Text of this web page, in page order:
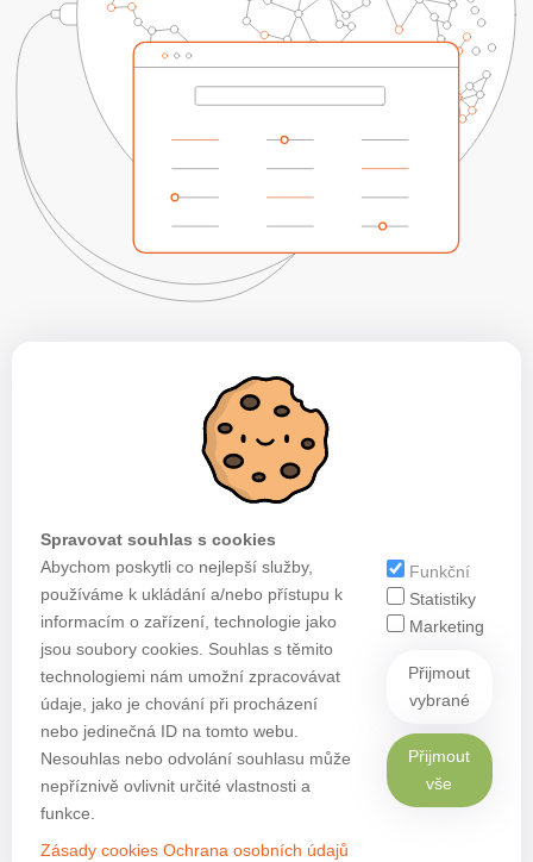
Spravovat souhlas s cookies
Abychom poskytli co nejlepší služby,
používáme k ukládání a/nebo přístupu k
informacím o zařízení, technologie jako
jsou soubory cookies. Souhlas s těmito
technologiemi nám umožní zpracovávat
údaje, jako je chování při procházení
nebo jedinečná ID na tomto webu.
Nesouhlas nebo odvolání souhlasu může
nepříznivě ovlivnit určité vlastnosti a
funkce.
Zásady cookies Ochrana osobních údajů
Funkční
Statistiky
Marketing
Přijmout
vybrané
Přijmout
vše